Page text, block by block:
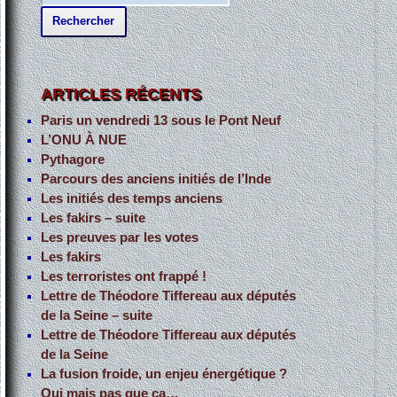
e
c
h
e
r
c
h
e
r
:
ARTICLES RÉCENTS
Paris un vendredi 13 sous le Pont Neuf
L’ONU À NUE
Pythagore
Parcours des anciens initiés de l’Inde
Les initiés des temps anciens
Les fakirs – suite
Les preuves par les votes
Les fakirs
Les terroristes ont frappé !
Lettre de Théodore Tiffereau aux députés
de la Seine – suite
Lettre de Théodore Tiffereau aux députés
de la Seine
La fusion froide, un enjeu énergétique ?
Oui mais pas que ça…